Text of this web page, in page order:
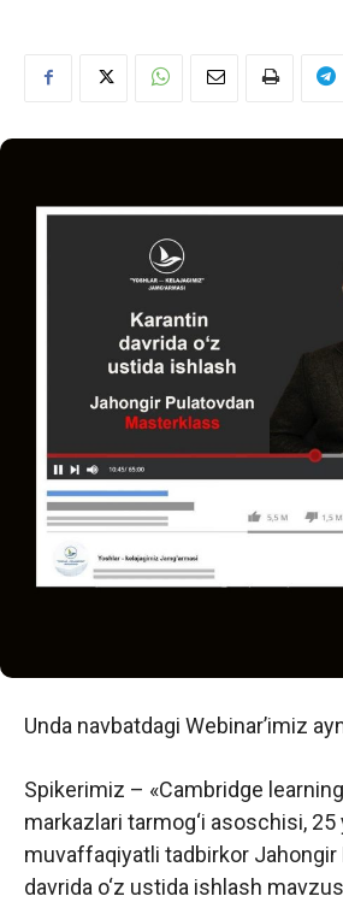
Unda navbatdagi Webinar’imiz
Spikerimiz – «Cambridge
markazlari tarmog‘i asoschisi, 25
muvaffaqiyatli tadbirkor Jahongir
davrida o‘z ustida ishlash